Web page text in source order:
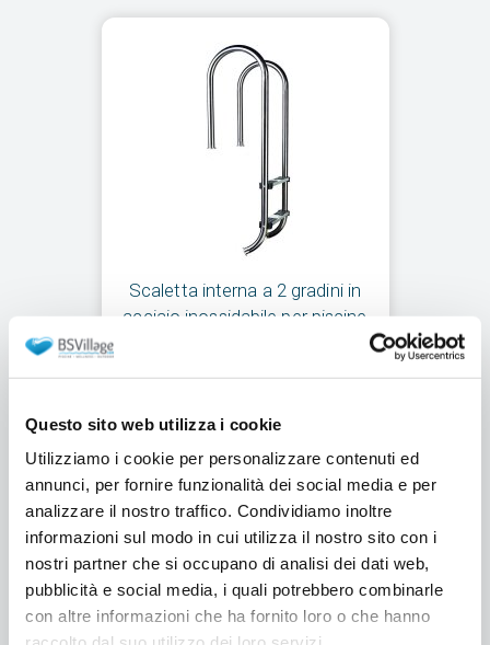
Questo sito web utilizza i cookie
Utilizziamo i cookie per personalizzare contenuti ed
annunci, per fornire funzionalità dei social media e per
analizzare il nostro traffico. Condividiamo inoltre
informazioni sul modo in cui utilizza il nostro sito con i
nostri partner che si occupano di analisi dei dati web,
pubblicità e social media, i quali potrebbero combinarle
con altre informazioni che ha fornito loro o che hanno
Scaletta interna a 2 gradini in
acciaio inossidabile per piscine
€387,00
€297,00/ cad.
Aggiungi al carrello